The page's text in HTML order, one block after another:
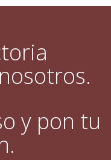
y pon tu